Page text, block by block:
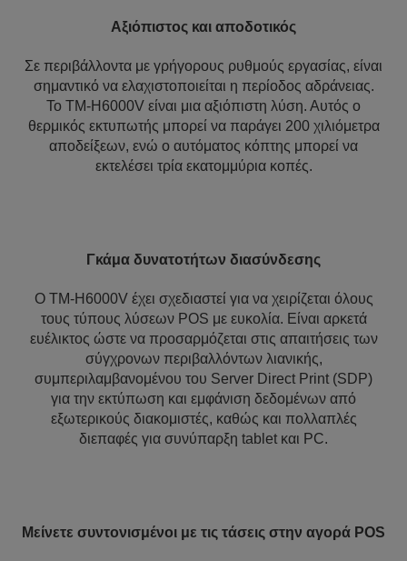
Αξιόπιστος και αποδοτικός
Σε περιβάλλοντα με γρήγορους ρυθμούς εργασίας, είναι
σημαντικό να ελαχιστοποιείται η περίοδος αδράνειας.
Το TM-H6000V είναι μια αξιόπιστη λύση. Αυτός ο
θερμικός εκτυπωτής μπορεί να παράγει 200 χιλιόμετρα
αποδείξεων, ενώ ο αυτόματος κόπτης μπορεί να
εκτελέσει τρία εκατομμύρια κοπές.
Γκάμα δυνατοτήτων διασύνδεσης
Ο TM-H6000V έχει σχεδιαστεί για να χειρίζεται όλους
τους τύπους λύσεων POS με ευκολία. Είναι αρκετά
ευέλικτος ώστε να προσαρμόζεται στις απαιτήσεις των
σύγχρονων περιβαλλόντων λιανικής,
συμπεριλαμβανομένου του Server Direct Print (SDP)
για την εκτύπωση και εμφάνιση δεδομένων από
εξωτερικούς διακομιστές, καθώς και πολλαπλές
διεπαφές για συνύπαρξη tablet και PC.
Μείνετε συντονισμένοι με τις τάσεις στην αγορά POS